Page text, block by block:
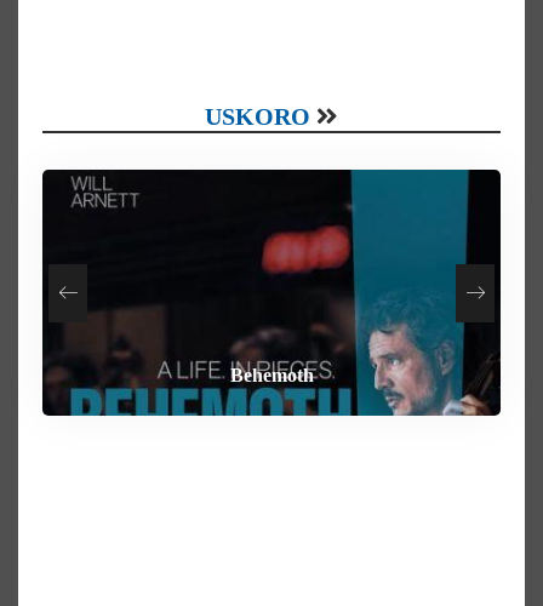
USKORO
Heart of the Beast
Behemoth
How To Rob A Bank
By Any Means